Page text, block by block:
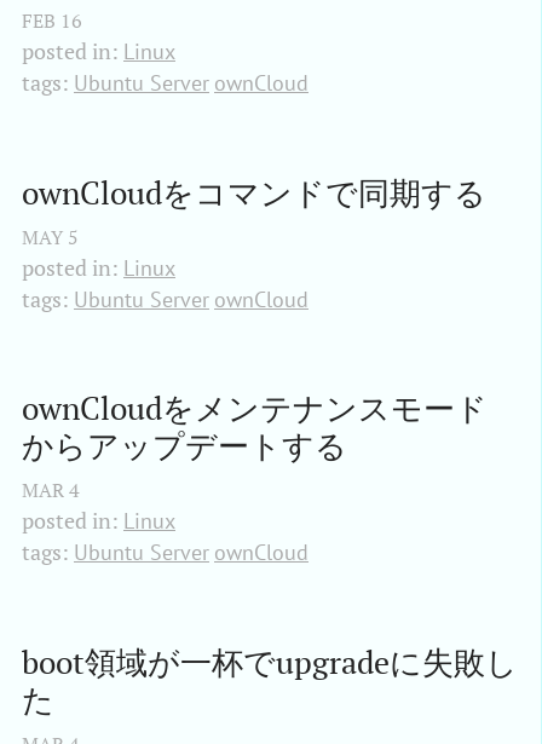
FEB 16
posted in: Linux
tags: Ubuntu Server ownCloud
ownCloudをコマンドで同期する
MAY 5
posted in: Linux
tags: Ubuntu Server ownCloud
ownCloudをメンテナンスモード
からアップデートする
MAR4
posted in: Linux
tags: Ubuntu Server ownCloud
boot領域が一杯でupgradeに失敗し
た